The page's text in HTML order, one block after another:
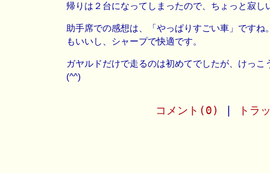
帰りは２台になってしまったので、ちょっと寂し
助手席での感想は、「やっぱりすごい車」ですね
もいいし、シャープで快適です。
ガヤルドだけで走るのは初めてでしたが、けっこ
(^^)
コメント(0) トラ